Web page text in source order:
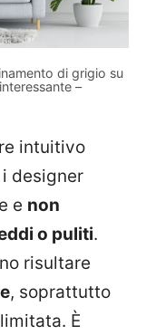
di grigio su
–
intuitivo
designer
e non
o puliti.
risultare
, soprattutto
È